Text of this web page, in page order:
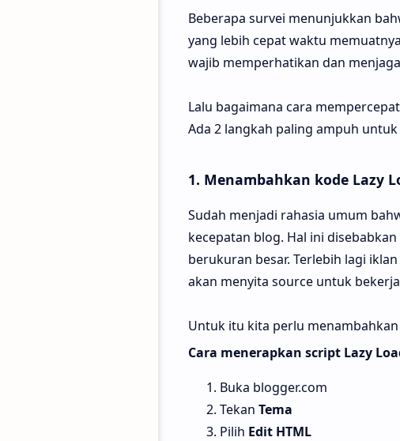
Beberapa survei menunjukkan
yang lebih cepat waktu
wajib memperhatikan dan
Lalu bagaimana cara
Ada 2 langkah paling ampuh
1. Menambahkan kode Lazy
Sudah menjadi rahasia umum
kecepatan blog. Hal ini
berukuran besar. Terlebih lagi
akan menyita source untuk
Untuk itu kita perlu
Cara menerapkan script Lazy
Buka blogger.com
Tekan Tema
Pilih Edit HTML